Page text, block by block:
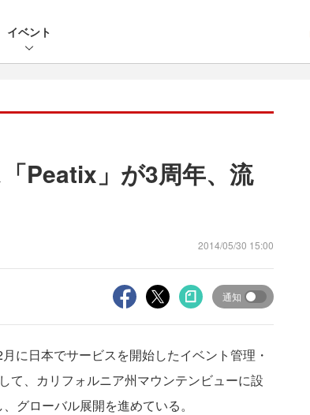
イベント
Peatix」が3周年、流
2014/05/30 15:00
通知
に日本でサービスを開始したイベント管理・
て、カリフォルニア州マウンテンビューに設
グローバル展開を進めている。